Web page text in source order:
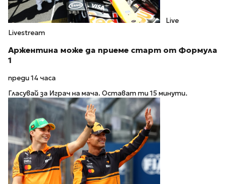
Live
Livestream
Аржентина може да приеме старт от Формула
1
преди 14 часа
Гласувай за Играч на мача. Остават ти 15 минути.